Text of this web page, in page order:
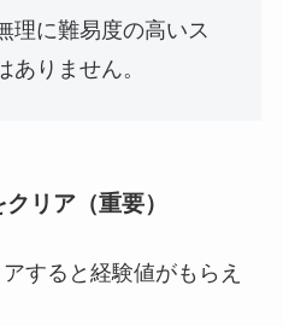
理に難易度の高いス
ありません。
リア（重要）
すると経験値がもらえ